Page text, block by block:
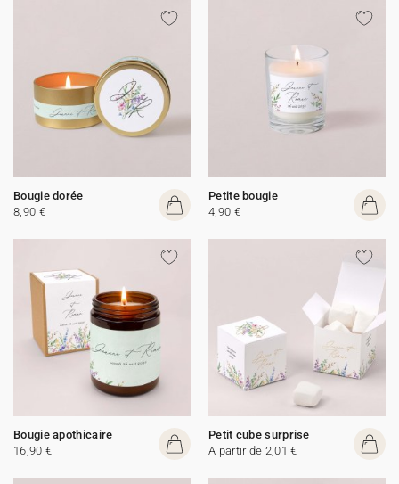
Bougie dorée
8,90 €
Petite bougie
4,90 €
Bougie apothicaire
16,90 €
Petit cube surprise
A partir de 2,01 €